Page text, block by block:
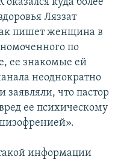
куда более
Ляззат
пишет женщина в
по
ее знакомые ей
неоднократно
что пастор
ее психическому
информации